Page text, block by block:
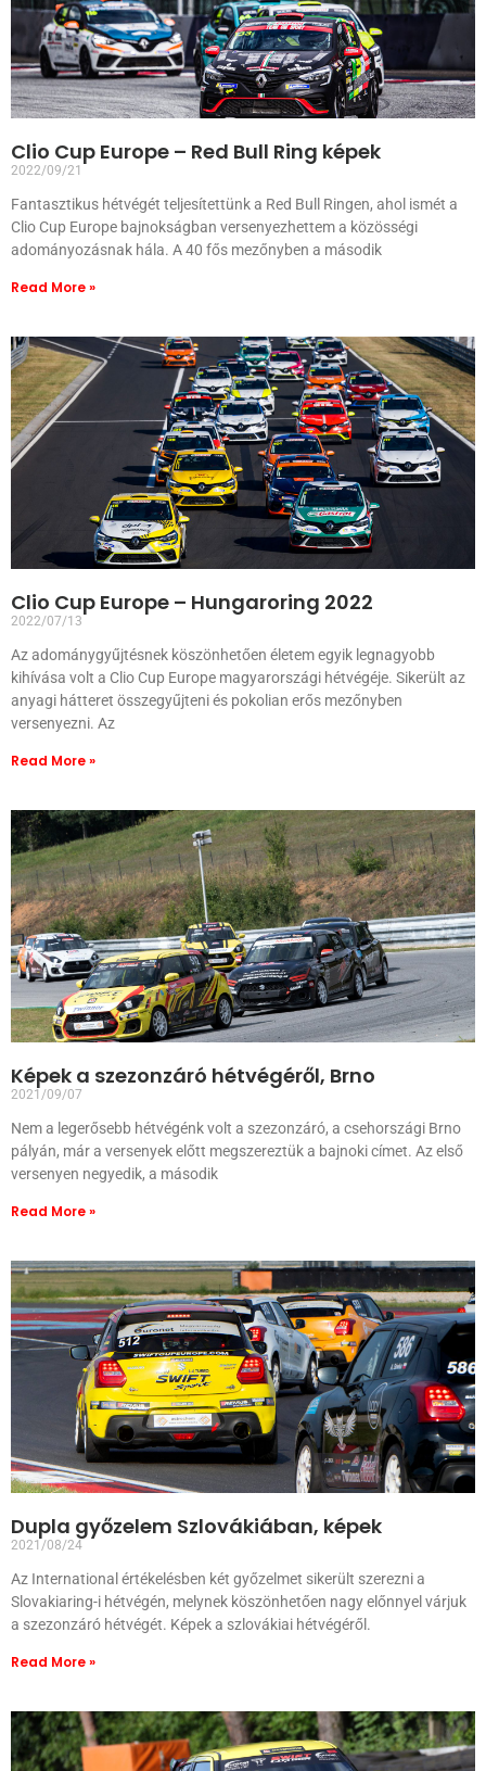
Clio Cup Europe – Red Bull Ring képek
2022/09/21
Fantasztikus hétvégét teljesítettünk a Red Bull Ringen, ahol ismét a
Clio Cup Europe bajnokságban versenyezhettem a közösségi
adományozásnak hála. A 40 fős mezőnyben a második
Read More »
Clio Cup Europe – Hungaroring 2022
2022/07/13
Az adománygyűjtésnek köszönhetően életem egyik legnagyobb
kihívása volt a Clio Cup Europe magyarországi hétvégéje. Sikerült az
anyagi hátteret összegyűjteni és pokolian erős mezőnyben
versenyezni. Az
Read More »
Képek a szezonzáró hétvégéről, Brno
2021/09/07
Nem a legerősebb hétvégénk volt a szezonzáró, a csehországi Brno
pályán, már a versenyek előtt megszereztük a bajnoki címet. Az első
versenyen negyedik, a második
Read More »
Dupla győzelem Szlovákiában, képek
2021/08/24
Az International értékelésben két győzelmet sikerült szerezni a
Slovakiaring-i hétvégén, melynek köszönhetően nagy előnnyel várjuk
a szezonzáró hétvégét. Képek a szlovákiai hétvégéről.
Read More »